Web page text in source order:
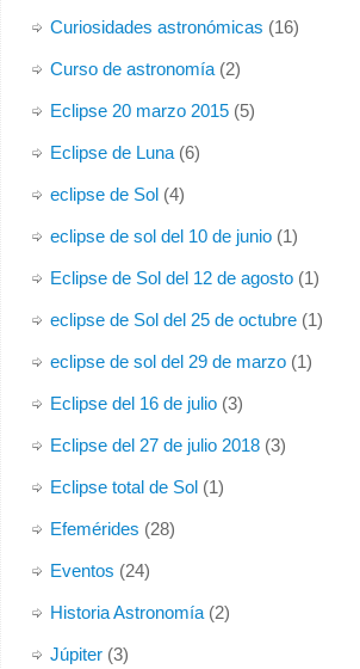
Curiosidades astronómicas (16)
Curso de astronomía(2)
Eclipse 20 marzo 2015(5)
Eclipse de Luna(6)
eclipse de Sol(4)
eclipse de sol del 10 de junio(1)
Eclipse de Sol del 12 de agosto(1)
eclipse de Sol del 25 de octubre(1)
eclipse de sol del 29 de marzo(1)
Eclipse del 16 de julio(3)
Eclipse del 27 de julio 2018(3)
Eclipse total de Sol(1)
Efemérides (28)
Eventos (24)
Historia Astronomía(2)
Júpiter(3)